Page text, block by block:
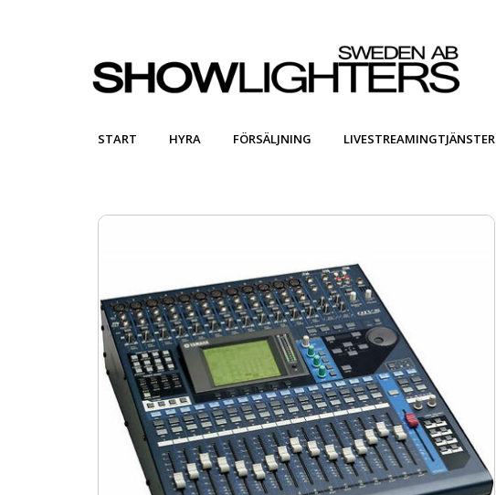
START HYRA FÖRSÄLJNING LIVESTREAMINGTJÄNSTER